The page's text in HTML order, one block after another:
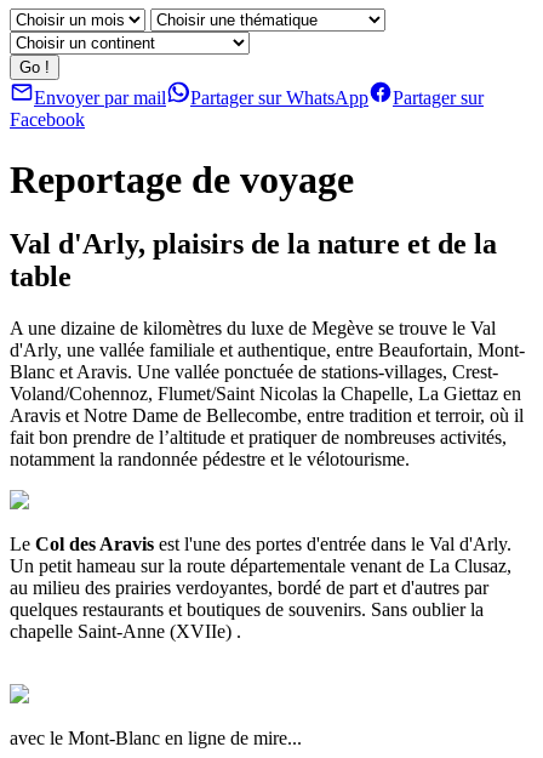
Envoyer par mail Partager sur WhatsApp
Partager sur
Facebook
Reportage de voyage
Val d'Arly, plaisirs de la nature et de la
table
A une dizaine de kilomètres du luxe de Megève se trouve le Val
d'Arly, une vallée familiale et authentique, entre Beaufortain, Mont-
Blanc et Aravis. Une vallée ponctuée de stations-villages, Crest-
Voland/Cohennoz, Flumet/Saint Nicolas la Chapelle, La Giettaz en
Aravis et Notre Dame de Bellecombe, entre tradition et terroir, où il
fait bon prendre de l’altitude et pratiquer de nombreuses activités,
notamment la randonnée pédestre et le vélotourisme.
Le Col des Aravis est l'une des portes d'entrée dans le Val d'Arly.
Un petit hameau sur la route départementale venant de La Clusaz,
au milieu des prairies verdoyantes, bordé de part et d'autres par
quelques restaurants et boutiques de souvenirs. Sans oublier la
chapelle Saint-Anne (XVIIe) .
avec le Mont-Blanc en ligne de mire...